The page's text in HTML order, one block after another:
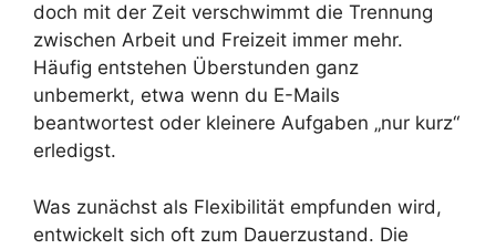
doch mit der Zeit verschwimmt die Trennung
zwischen Arbeit und Freizeit immer mehr.
Häufig entstehen Überstunden ganz
unbemerkt, etwa wenn du E-Mails
beantwortest oder kleinere Aufgaben „nur kurz“
erledigst.
Was zunächst als Flexibilität empfunden wird,
entwickelt sich oft zum Dauerzustand. Die